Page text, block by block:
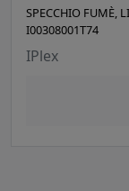
SPECCHIO FUMÈ,
I00308001T74
IPlex